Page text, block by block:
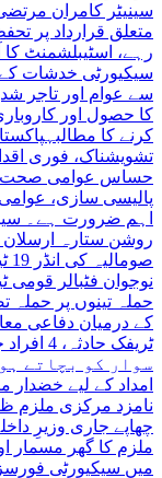
سینیٹر کامران
متعلق قرارداد پر
رہے، اسٹیبلشمنٹ کا
سے عوام اور تاجر
کا حصول اور
کرنے کا مطالبہ
تشویشناک، فوری
حساس عوامی صحت
پالیسی سازی،
اہم ضرورت ہے۔
روشن ستارہ
نوجوان فٹبالر
حملہ تینوں پر حملہ
کے درمیان دفاعی
امداد کے لیے خضدار
نامزد مرکزی ملزم
چھاپے جاری وزیرِ
ملزم کا گھر مسمار